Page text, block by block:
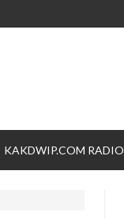
KAKDWIP.COM RADIO